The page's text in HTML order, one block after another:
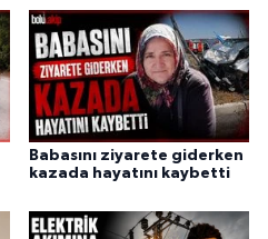
Babasını ziyarete giderken
kazada hayatını kaybetti